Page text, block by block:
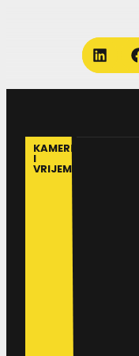
KAMERE
I
VRIJEME